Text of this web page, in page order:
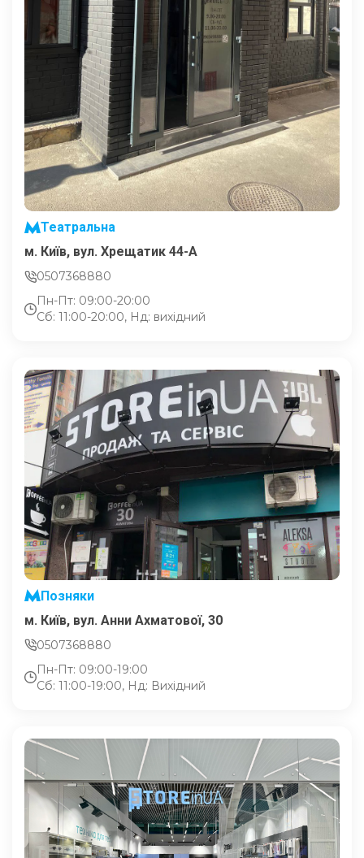
Театральна
м. Київ, вул. Хрещатик 44-A
0507368880
Пн-Пт: 09:00-20:00
Сб: 11:00-20:00, Нд: вихідний
Позняки
м. Київ, вул. Анни Ахматової, 30
0507368880
Пн-Пт: 09:00-19:00
Сб: 11:00-19:00, Нд: Вихідний